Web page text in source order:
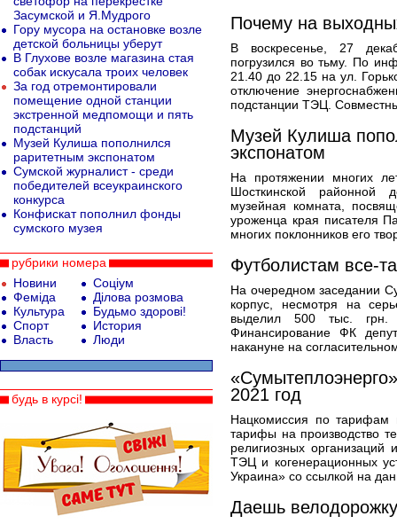
Почему на
В воскресенье, 27
погрузился во тьму. По
21.40 до 22.15 на ул.
отключение
подстанции ТЭЦ.
Музей Кулиша
экспонатом
На протяжении многих
Шосткинской районной
музейная комната,
уроженца края писателя
многих поклонников его
Футболистам все-
На очередном заседании
корпус, несмотря на
выделил 500 тыс. грн.
Финансирование ФК
накануне на
2021 год
Нацкомиссия по тарифам
тарифы на производство
религиозных
ТЭЦ и когенерационных
Украина» со ссылкой на
Даешь
Засумской и Я.Мудрого
Гору мусора на остановке возле
детской больницы уберут
В Глухове возле магазина стая
собак искусала троих человек
За год отремонтировали
помещение одной станции
экстренной медпомощи и пять
подстанций
Музей Кулиша пополнился
раритетным экспонатом
Сумской журналист - среди
победителей всеукраинского
конкурса
Конфискат пополнил фонды
сумского музея
рубрики номера
Новини
Феміда
Культура
Спорт
Власть
Соціум
Ділова розмова
Будьмо здорові!
История
Люди
будь в курсі!